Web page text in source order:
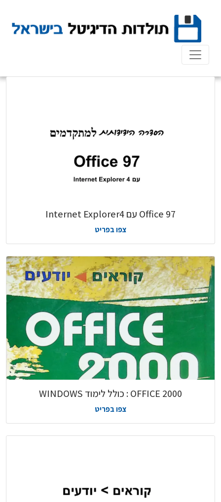
content
Office 97 עם Internet Explorer4
צפו בפריט
2000 OFFICE : כולל לימוד WINDOWS
צפו בפריט